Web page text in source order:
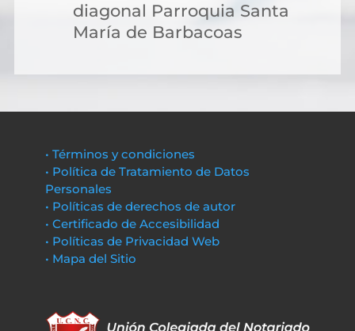
diagonal Parroquia Santa
María de Barbacoas
• Términos y condiciones
• Política de Tratamiento de Datos
Personales
• Políticas de derechos de autor
• Certificado de Accesibilidad
• Políticas de Privacidad Web
• Mapa del Sitio